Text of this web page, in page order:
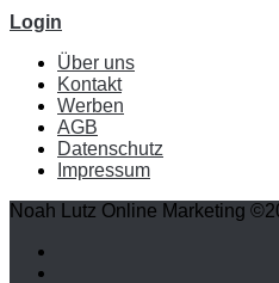
Login
Über uns
Kontakt
Werben
AGB
Datenschutz
Impressum
Noah Lutz Online Marketing